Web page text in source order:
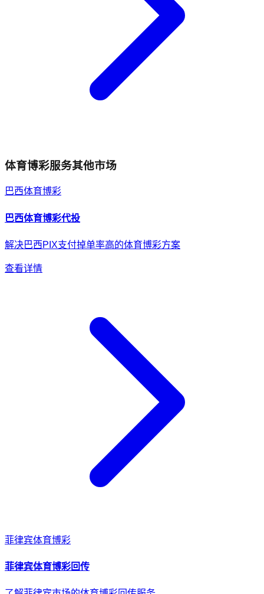
体育博彩服务其他市场
巴西体育博彩
巴西体育博彩代投
解决巴西PIX支付掉单率高的体育博彩方案
查看详情
菲律宾体育博彩
菲律宾体育博彩回传